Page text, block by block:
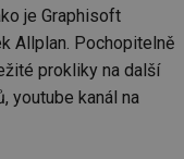
je Graphisoft
Allplan. Pochopitelně
prokliky na další
youtube kanál na